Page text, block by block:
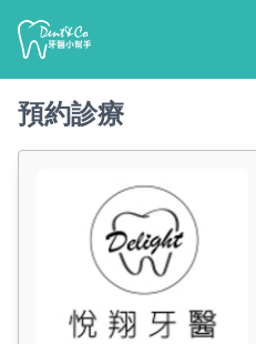
預約診療